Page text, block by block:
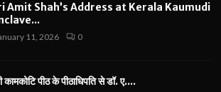
Amit Shah’s Address at Kerala Kaumudi
11, 2026 0
कामकोटि पीठ के पीठाधिपति से डॉ. ए....